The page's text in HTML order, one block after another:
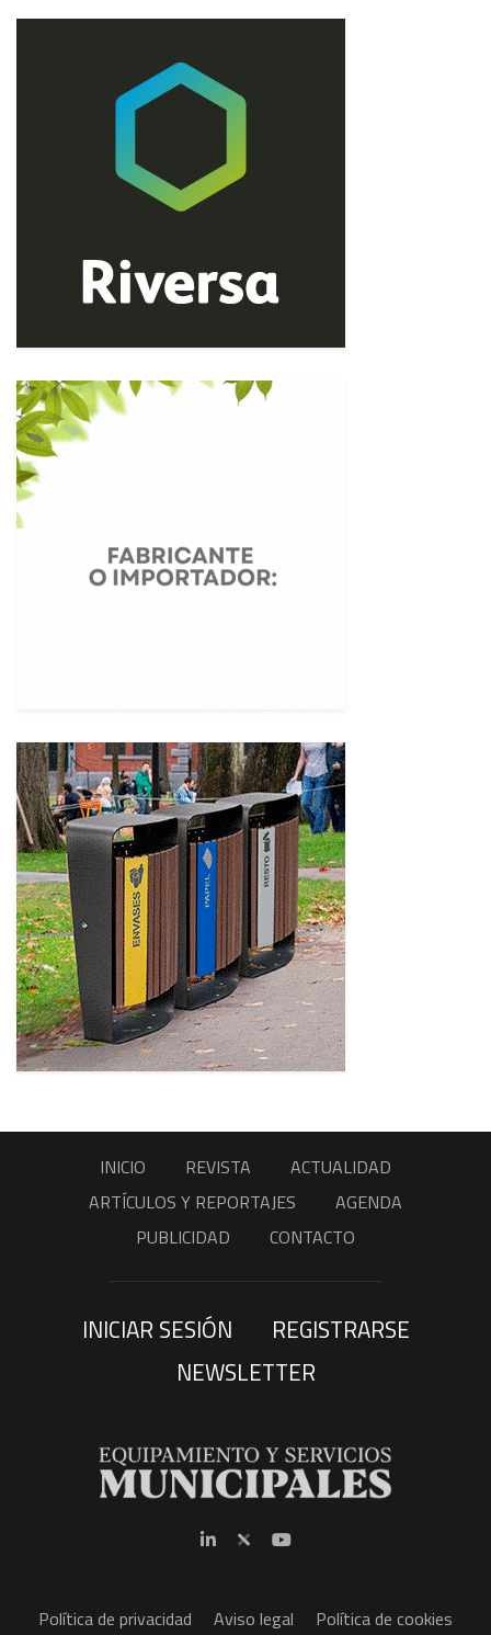
INICIO REVISTA
ACTUALIDAD
ARTÍCULOS Y REPORTAJES
AGENDA
PUBLICIDAD
CONTACTO
INICIAR SESIÓN
REGISTRARSE
NEWSLETTER
Política de privacidad Aviso legal
Política de cookies